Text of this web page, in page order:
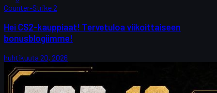
Counter-Strike 2
Hei CS2-kauppiaat! Tervetuloa viikoittaiseen
bonusblogiimme!
huhtikuuta 20, 2026